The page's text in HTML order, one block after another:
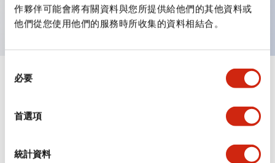
作夥伴可能會將有關資料與您所提供給他們的其他資料或
他們從您使用他們的服務時所收集的資料相結合。
必要
首選項
統計資料
超小型同軸偏振反射型反光鏡
規格 顯示全部+
機械規格